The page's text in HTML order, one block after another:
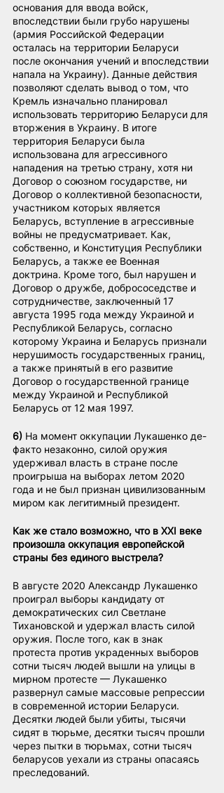
основания для ввода войск,
впоследствии были грубо нарушены
(армия Российской Федерации
осталась на территории Беларуси
после окончания учений и впоследствии
напала на Украину). Данные действия
позволяют сделать вывод о том, что
Кремль изначально планировал
использовать территорию Беларуси для
вторжения в Украину. В итоге
территория Беларуси была
использована для агрессивного
нападения на третью страну, хотя ни
Договор о союзном государстве, ни
Договор о коллективной безопасности,
участником которых является
Беларусь, вступление в агрессивные
войны не предусматривает. Как,
собственно, и Конституция Республики
Беларусь, а также ее Военная
доктрина. Кроме того, был нарушен и
Договор о дружбе, добрососедстве и
сотрудничестве, заключенный 17
августа 1995 года между Украиной и
Республикой Беларусь, согласно
которому Украина и Беларусь признали
нерушимость государственных границ,
а также принятый в его развитие
Договор о государственной границе
между Украиной и Республикой
Беларусь от 12 мая 1997.
6) На момент оккупации Лукашенко де-
факто незаконно, силой оружия
удерживал власть в стране после
проигрыша на выборах летом 2020
года и не был признан цивилизованным
миром как легитимный президент.
Как же стало возможно, что в XXI веке
произошла оккупация европейской
страны без единого выстрела?
В августе 2020 Александр Лукашенко
проиграл выборы кандидату от
демократических сил Светлане
Тихановской и удержал власть силой
оружия. После того, как в знак
протеста против украденных выборов
сотни тысяч людей вышли на улицы в
мирном протесте — Лукашенко
развернул самые массовые репрессии
в современной истории Беларуси.
Десятки людей были убиты, тысячи
сидят в тюрьме, десятки тысяч прошли
через пытки в тюрьмах, сотни тысяч
беларусов уехали из страны опасаясь
преследований.